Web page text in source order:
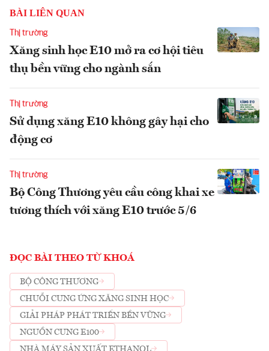
BÀI LIÊN QUAN
Thị trường
Xăng sinh học E10 mở ra cơ hội tiêu
thụ bền vững cho ngành sắn
Thị trường
Sử dụng xăng E10 không gây hại cho
động cơ
Thị trường
Bộ Công Thương yêu cầu công khai xe
tương thích với xăng E10 trước 5/6
ĐỌC BÀI THEO TỪ KHOÁ
BỘ CÔNG THƯƠNG
CHUỖI CUNG ỨNG XĂNG SINH HỌC
GIẢI PHÁP PHÁT TRIỂN BỀN VỮNG
NGUỒN CUNG E100
NHÀ MÁY SẢN XUẤT ETHANOL